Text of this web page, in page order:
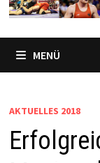
MENÜ
AKTUELLES 2018